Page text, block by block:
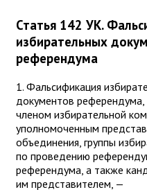
Статья 142 УК.
избирательных
референдума
1. Фальсификация
документов
членом избирательной
уполномоченным
объединения, группы
по проведению
референдума, а также
им представителем, —